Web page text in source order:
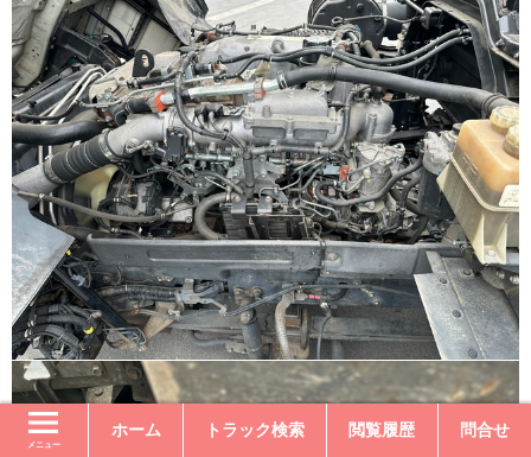
メニュー
ホーム トラック検索 閲覧履歴 問合せ